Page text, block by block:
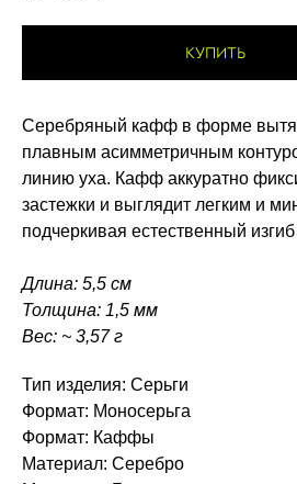
КУПИТЬ
Серебряный кафф в форме
плавным асимметричным
линию уха. Кафф аккуратно
застежки и выглядит легким и
подчеркивая естественный
Длина: 5,5 см
Толщина: 1,5 мм
Вес: ~ 3,57 г
Тип изделия: Серьги
Формат: Моносерьга
Формат: Каффы
Материал: Серебро